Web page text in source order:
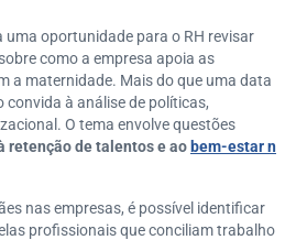
uma oportunidade para o RH revisar
como a empresa apoia as
a maternidade. Mais do que uma data
à análise de políticas,
O tema envolve questões
retenção de talentos e ao bem-estar n
nas empresas, é possível identificar
profissionais que conciliam trabalho